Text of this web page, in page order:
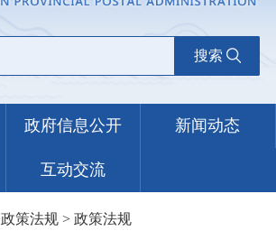
搜索
政府信息公开 新闻动态
互动交流
政策法规 > 政策法规